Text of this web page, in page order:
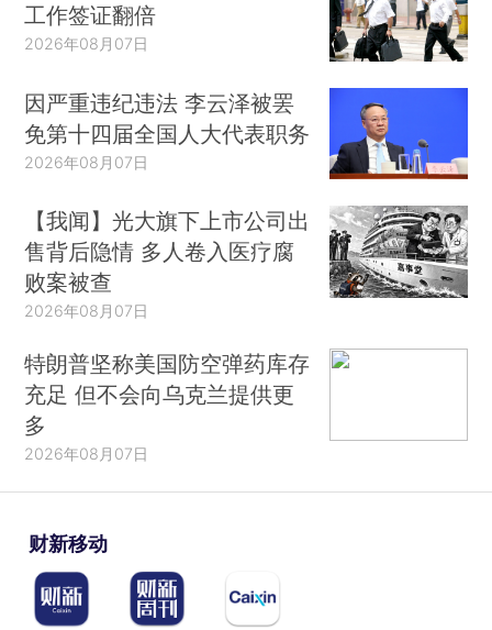
工作签证翻倍
2026年08月07日
因严重违纪违法 李云泽被罢
免第十四届全国人大代表职务
2026年08月07日
【我闻】光大旗下上市公司出
售背后隐情 多人卷入医疗腐
败案被查
2026年08月07日
特朗普坚称美国防空弹药库存
充足 但不会向乌克兰提供更
多
2026年08月07日
财新移动